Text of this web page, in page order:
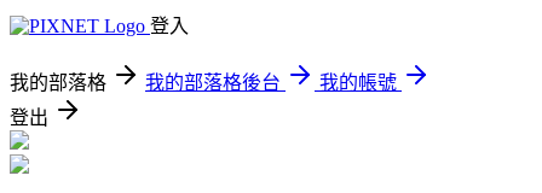
登入
我的部落格 我的部落格後台
我的帳號
登出